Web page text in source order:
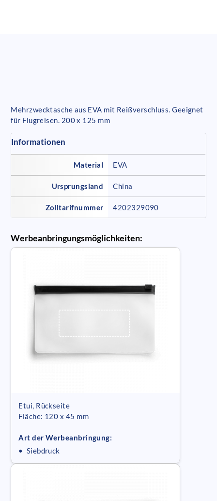
Mehrzwecktasche aus EVA mit Reißverschluss. Geeignet
für Flugreisen. 200 x 125 mm
Informationen
Material EVA
Ursprungsland China
Zolltarifnummer 4202329090
Werbeanbringungsmöglichkeiten:
Etui, Rückseite
Fläche: 120 x 45 mm
Art der Werbeanbringung:
• Siebdruck